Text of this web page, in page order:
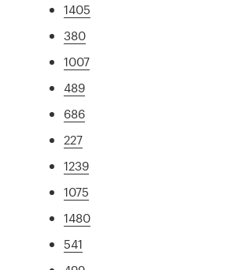
1405
380
1007
489
686
227
1239
1075
1480
541